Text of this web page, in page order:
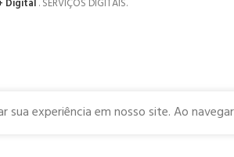
sua experiência em nosso site. Ao